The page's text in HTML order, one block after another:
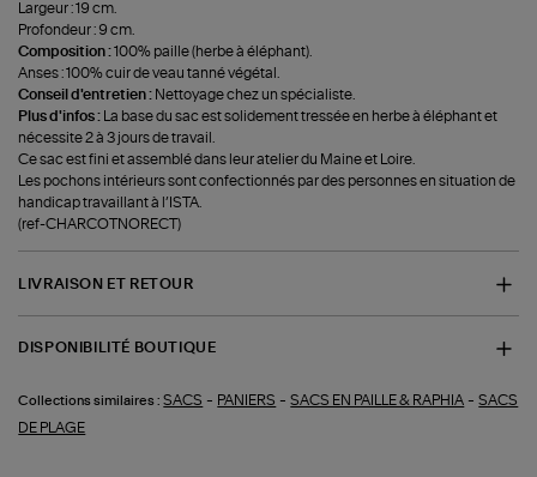
Largeur : 19 cm.
Profondeur : 9 cm.
Composition :100% paille (herbe à éléphant).
Anses : 100% cuir de veau tanné végétal.
Conseil d'entretien : Nettoyage chez un spécialiste.
Plus d'infos :
La base du sac est solidement tressée en herbe à éléphant et
nécessite 2 à 3 jours de travail.
Ce sac est fini et assemblé dans leur atelier du Maine et Loire.
Les pochons intérieurs sont confectionnés par des personnes en situation de
handicap travaillant à l’ISTA.
(ref-CHARCOTNORECT)
LIVRAISON ET RETOUR
DISPONIBILITÉ BOUTIQUE
Collections similaires : SACS - PANIERS -SACS EN PAILLE & RAPHIA -SACS
DE PLAGE